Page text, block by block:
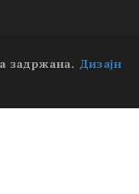
задржана. Дизајн